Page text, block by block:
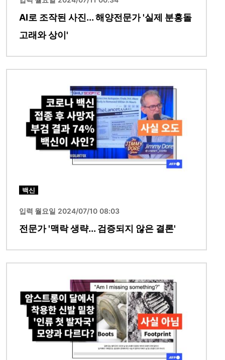
AI로 조작된 사진... 해양전문가 '실제 분홍돌
고래와 상이'
백신
입력 월요일 2024/07/10 08:03
전문가 '맥락 생략... 검증되지 않은 결론'